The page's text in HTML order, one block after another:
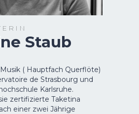
Staub
E R I N
( Hauptfach Querflöte)
de Strasbourg und
Karlsruhe.
zertifizierte Taketina
einer zwei Jährige